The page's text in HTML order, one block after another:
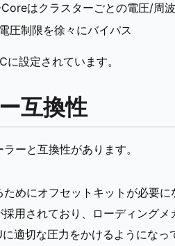
はクラスターごとの電圧/周
圧制限を徐々にバイパス
設定されています。
互換性
ーと互換性があります。
めにオフセットキットが必要に
用されており、ローディングメ
適切な圧力をかけるようになっ